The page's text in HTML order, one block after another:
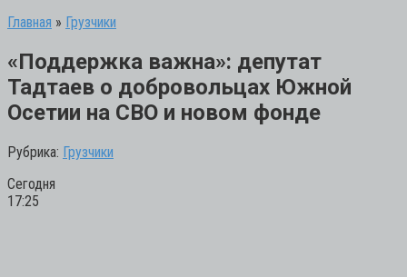
Главная » Грузчики
«Поддержка важна»: депутат
Тадтаев о добровольцах Южной
Осетии на СВО и новом фонде
Рубрика: Грузчики
Сегодня
17:25